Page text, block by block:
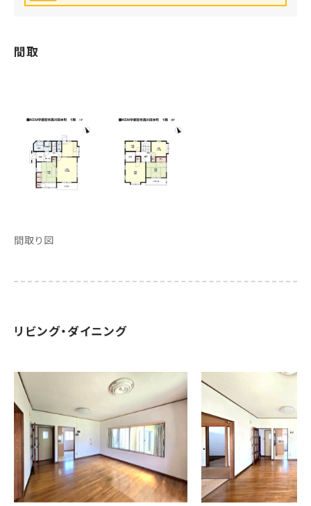
間取
間取り図
リビング・ダイニング